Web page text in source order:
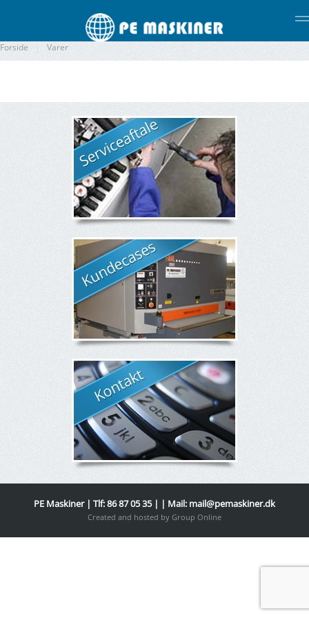
Gå til hovedindhold
Forside Varer
PE Maskiner | Tlf: 86 87 05 35 | | Mail: mail@pemaskiner.dk
Created and hosted by Group Online